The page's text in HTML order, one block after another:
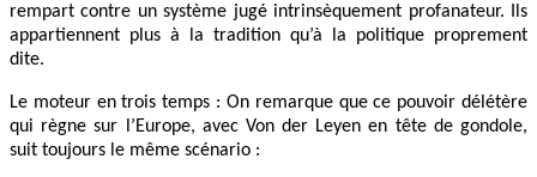
rempart contre un système jugé intrinsèquement profanateur. Ils
appartiennent plus à la tradition qu’à la politique proprement
dite.
Le moteur en trois temps : On remarque que ce pouvoir délétère
qui règne sur l’Europe, avec Von der Leyen en tête de gondole,
suit toujours le même scénario :